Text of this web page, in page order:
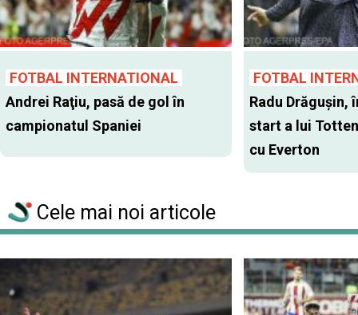
FOTBAL INTERNATIONAL
Andrei Raţiu, pasă de gol în
campionatul Spaniei
FOTBAL
Radu Drăgușin,
start a lui
cu Everton
Cele mai noi articole